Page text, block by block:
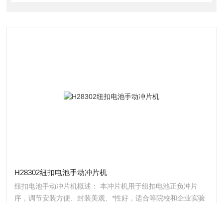
H28302纽扣电池手动冲片机
纽扣电池手动冲片机概述： 本冲片机用于纽扣电池正负冲片
序，调节安装方便、封装美观、*性好，适合等院校和企业实验